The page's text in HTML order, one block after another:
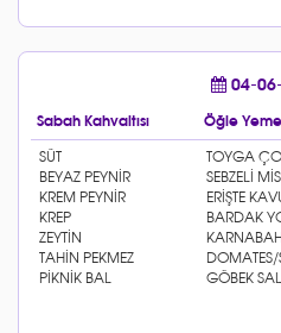
04-
Sabah Kahvaltısı Öğle